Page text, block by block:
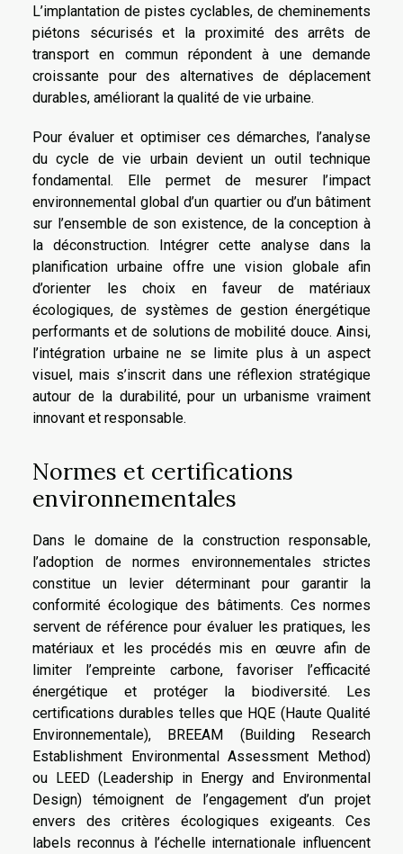
L’implantation de pistes cyclables, de cheminements
piétons sécurisés et la proximité des arrêts de
transport en commun répondent à une demande
croissante pour des alternatives de déplacement
durables, améliorant la qualité de vie urbaine.
Pour évaluer et optimiser ces démarches, l’analyse
du cycle de vie urbain devient un outil technique
fondamental. Elle permet de mesurer l’impact
environnemental global d’un quartier ou d’un bâtiment
sur l’ensemble de son existence, de la conception à
la déconstruction. Intégrer cette analyse dans la
planification urbaine offre une vision globale afin
d’orienter les choix en faveur de matériaux
écologiques, de systèmes de gestion énergétique
performants et de solutions de mobilité douce. Ainsi,
l’intégration urbaine ne se limite plus à un aspect
visuel, mais s’inscrit dans une réflexion stratégique
autour de la durabilité, pour un urbanisme vraiment
innovant et responsable.
Normes et certifications
environnementales
Dans le domaine de la construction responsable,
l’adoption de normes environnementales strictes
constitue un levier déterminant pour garantir la
conformité écologique des bâtiments. Ces normes
servent de référence pour évaluer les pratiques, les
matériaux et les procédés mis en œuvre afin de
limiter l’empreinte carbone, favoriser l’efficacité
énergétique et protéger la biodiversité. Les
certifications durables telles que HQE (Haute Qualité
Environnementale), BREEAM (Building Research
Establishment Environmental Assessment Method)
ou LEED (Leadership in Energy and Environmental
Design) témoignent de l’engagement d’un projet
envers des critères écologiques exigeants. Ces
labels reconnus à l’échelle internationale influencent